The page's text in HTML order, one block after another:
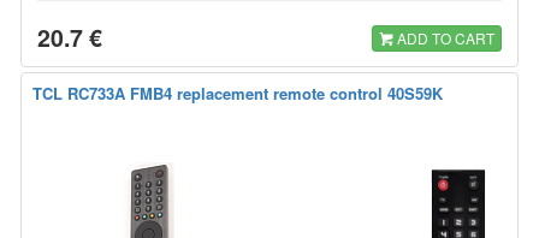
20.7 € ADD TO CART
TCL RC733A FMB4 replacement remote control 40S59K